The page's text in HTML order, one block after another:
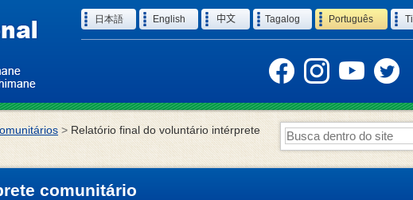
Language
日本語 English 中文 Tagalog Português
Busca
dentro
do
>Relatório final do voluntário intérprete
comunitário